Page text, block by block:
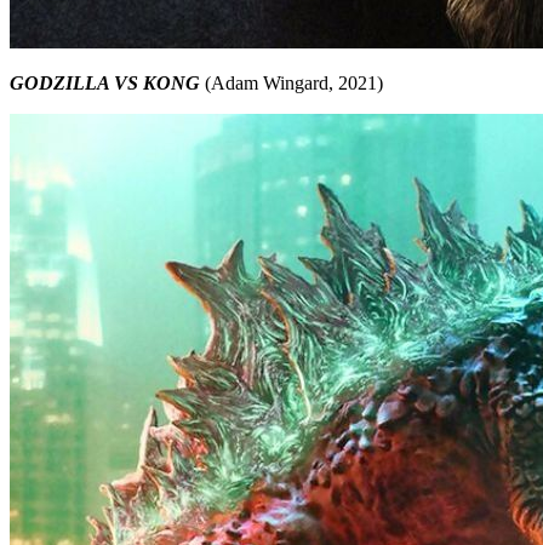
GODZILLA VS KONG (Adam Wingard, 2021)